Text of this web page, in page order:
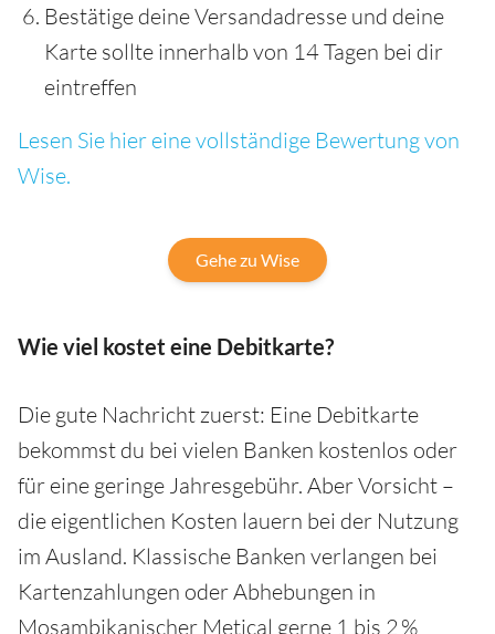
Bestätige deine Versandadresse und deine
Karte sollte innerhalb von 14 Tagen bei dir
eintreffen
Lesen Sie hier eine vollständige Bewertung von
Wise.
Gehe zu Wise
Wie viel kostet eine Debitkarte?
Die gute Nachricht zuerst: Eine Debitkarte
bekommst du bei vielen Banken kostenlos oder
für eine geringe Jahresgebühr. Aber Vorsicht –
die eigentlichen Kosten lauern bei der Nutzung
im Ausland. Klassische Banken verlangen bei
Kartenzahlungen oder Abhebungen in
Mosambikanischer Metical gerne 1 bis 2 %